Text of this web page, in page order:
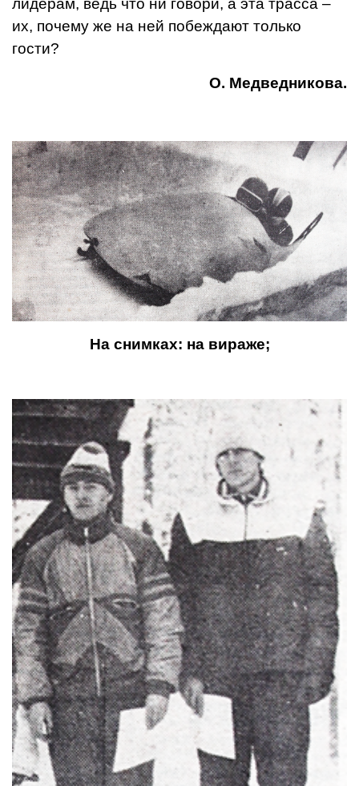
лидерам, ведь что ни говори, а эта трасса –
их, почему же на ней побеждают только
гости?
О. Медведникова.
На снимках: на вираже;